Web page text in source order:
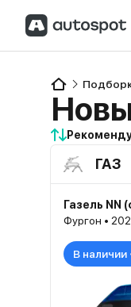
ГАЗ
Газель NN
Фургон •
В наличии